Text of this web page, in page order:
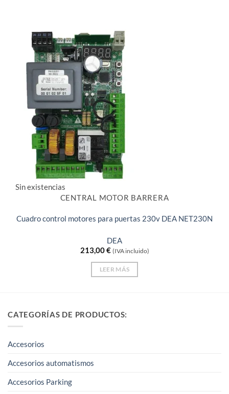
Sin existencias
CENTRAL MOTOR BARRERA
Cuadro control motores para puertas 230v DEA NET230N
DEA
213,00€ (IVA incluido)
LEER MÁS
CATEGORÍAS DE PRODUCTOS:
Accesorios
Accesorios automatismos
Accesorios Parking